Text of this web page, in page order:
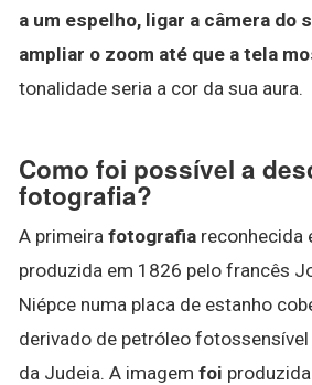
a um espelho, ligar a câmera do
ampliar o zoom até que a tela
tonalidade seria a cor da sua aura.
Como foi possível a
fotografia?
A primeira fotografia reconhecida
produzida em 1826 pelo francês
Niépce numa placa de estanho
derivado de petróleo
da Judeia. A imagem foi